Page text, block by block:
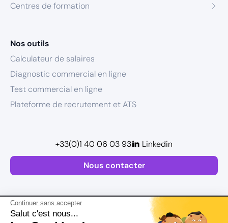
Continuer sans accepter
Salut c'est nous...
Centres de formation
Nos outils
Calculateur de salaires
Diagnostic commercial en ligne
Test commercial en ligne
Plateforme de recrutement et ATS
Nous contacter
+33(0)1 40 06 03 93 Linkedin